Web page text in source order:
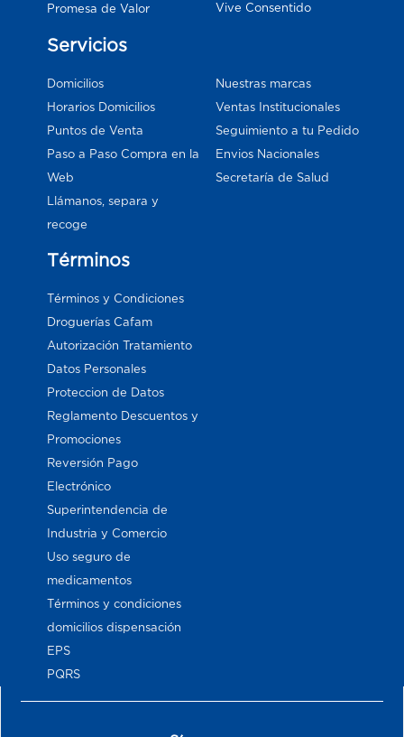
Promesa de Valor
Vive Consentido
Servicios
Domicilios
Horarios Domicilios
Puntos de Venta
Paso a Paso Compra en la
Web
Llámanos, separa y
recoge
Nuestras marcas
Ventas Institucionales
Seguimiento a tu Pedido
Envios Nacionales
Secretaría de Salud
Términos
Términos y Condiciones
Droguerías Cafam
Autorización Tratamiento
Datos Personales
Proteccion de Datos
Reglamento Descuentos y
Promociones
Reversión Pago
Electrónico
Superintendencia de
Industria y Comercio
Uso seguro de
medicamentos
Términos y condiciones
domicilios dispensación
EPS
PQRS